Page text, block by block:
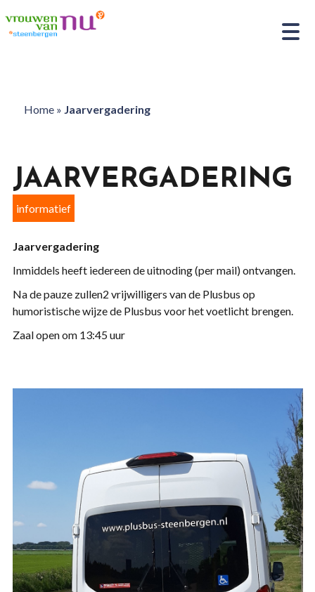
Home» Jaarvergadering
JAARVERGADERING
informatief
Jaarvergadering
Inmiddels heeft iedereen de uitnoding (per mail) ontvangen.
Na de pauze zullen2 vrijwilligers van de Plusbus op
humoristische wijze de Plusbus voor het voetlicht brengen.
Zaal open om 13:45 uur